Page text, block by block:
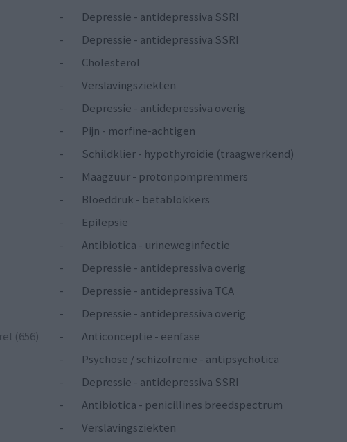
-
Depressie - antidepressiva SSRI
-
Depressie - antidepressiva SSRI
-
Cholesterol
-
Verslavingsziekten
-
Depressie - antidepressiva overig
-
Pijn - morfine-achtigen
-
Schildklier - hypothyroidie (traagwerkend)
-
Maagzuur - protonpompremmers
-
Bloeddruk - betablokkers
-
Epilepsie
-
Antibiotica - urineweginfectie
-
Depressie - antidepressiva overig
-
Depressie - antidepressiva TCA
-
Depressie - antidepressiva overig
(656)
-
Anticonceptie - eenfase
-
Psychose / schizofrenie - antipsychotica
-
Depressie - antidepressiva SSRI
-
Antibiotica - penicillines breedspectrum
- Verslavingsziekten